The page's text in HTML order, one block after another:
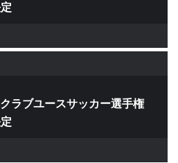
ラブユースサッカー選手権